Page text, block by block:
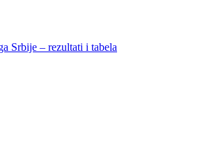
Srbije – rezultati i tabela